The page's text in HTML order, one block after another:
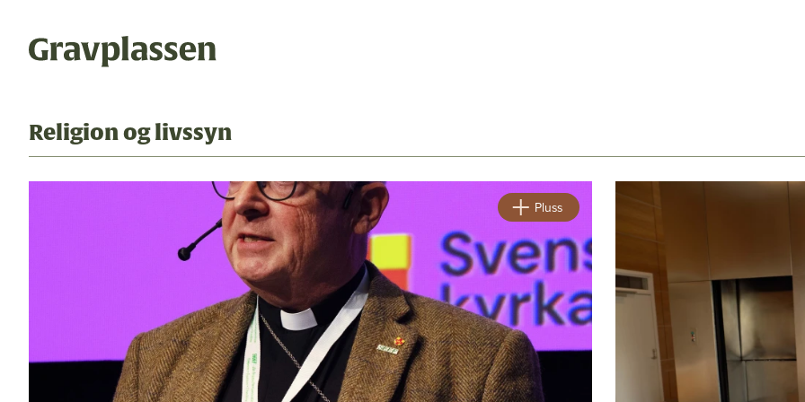
Temaer
statsforvalteren
religion og livssyn
gravplassforeningen
Gravplassen
Bli medlem
Artikler
Utgaver
Om oss
Annonsering
Ledige stillinger
Religion og livssyn
Pluss